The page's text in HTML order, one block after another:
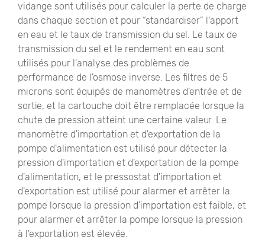
vidange sont utilisés pour calculer la perte de charge
dans chaque section et pour “standardiser” l'apport
en eau et le taux de transmission du sel. Le taux de
transmission du sel et le rendement en eau sont
utilisés pour l'analyse des problèmes de
performance de l'osmose inverse. Les filtres de 5
microns sont équipés de manomètres d'entrée et de
sortie, et la cartouche doit être remplacée lorsque la
chute de pression atteint une certaine valeur. Le
manomètre d'importation et d'exportation de la
pompe d'alimentation est utilisé pour détecter la
pression d'importation et d'exportation de la pompe
d'alimentation, et le pressostat d'importation et
d'exportation est utilisé pour alarmer et arrêter la
pompe lorsque la pression d'importation est faible, et
pour alarmer et arrêter la pompe lorsque la pression
à l'exportation est élevée.